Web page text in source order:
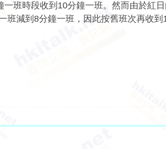
班時段收到10分鐘一班。然而由於紅
減到8分鐘一班，因此按舊班次再收到